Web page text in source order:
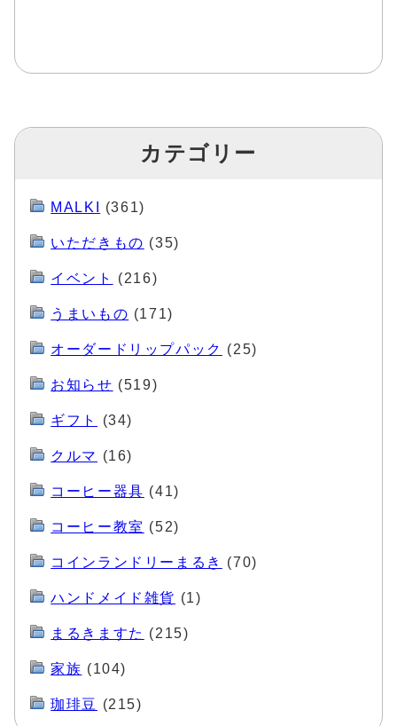
カテゴリー
MALKI (361)
いただきもの (35)
イベント (216)
うまいもの (171)
オーダードリップパック (25)
お知らせ (519)
ギフト (34)
クルマ (16)
コーヒー器具 (41)
コーヒー教室 (52)
コインランドリーまるき (70)
ハンドメイド雑貨 (1)
まるきますた (215)
家族 (104)
珈琲豆 (215)